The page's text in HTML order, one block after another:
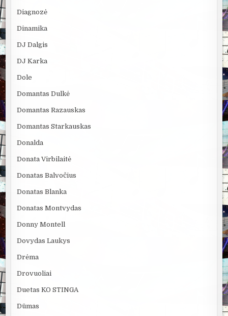
Diagnozė
Dinamika
DJ Dalgis
DJ Karka
Dole
Domantas Dulkė
Domantas Razauskas
Domantas Starkauskas
Donalda
Donata Virbilaitė
Donatas Balvočius
Donatas Blanka
Donatas Montvydas
Donny Montell
Dovydas Laukys
Drėma
Drovuoliai
Duetas KO STINGA
Dūmas